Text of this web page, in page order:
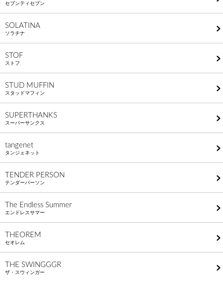
セブンティセブン
SOLATINA
ソラチナ
STOF
ストフ
STUD MUFFIN
スタッドマフィン
SUPERTHANKS
スーパーサンクス
tangenet
タンジェネット
TENDER PERSON
テンダーパーソン
The Endless Summer
エンドレスサマー
THEOREM
セオレム
THE SWINGGGR
ザ・スウィンガー